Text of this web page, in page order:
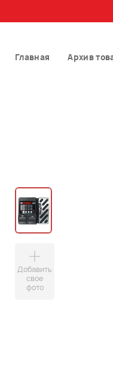
Главная Архив
Добавить
свое
фото